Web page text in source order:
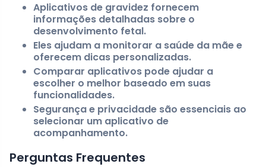
Aplicativos de gravidez fornecem
informações detalhadas sobre o
desenvolvimento fetal.
Eles ajudam a monitorar a saúde da mãe e
oferecem dicas personalizadas.
Comparar aplicativos pode ajudar a
escolher o melhor baseado em suas
funcionalidades.
Segurança e privacidade são essenciais ao
selecionar um aplicativo de
acompanhamento.
Perguntas Frequentes